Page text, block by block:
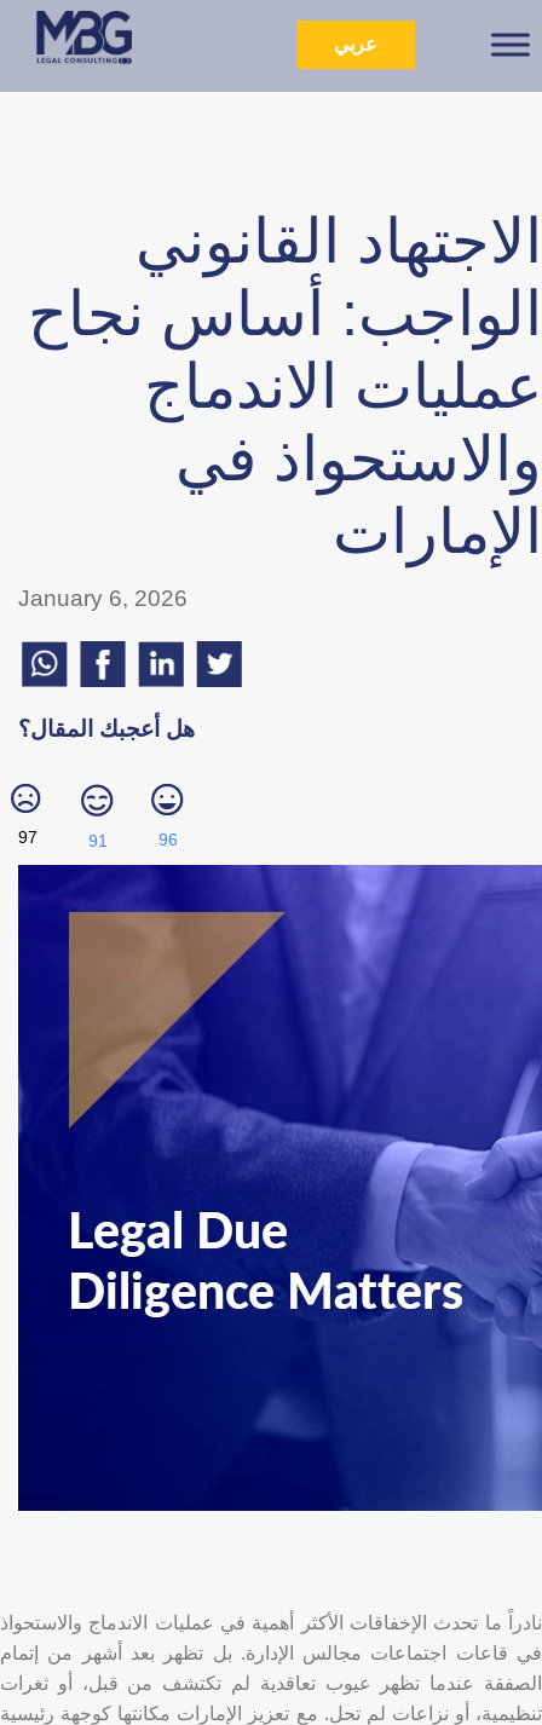
عربي
الاجتهاد القانوني
الواجب: أساس نجاح
عمليات الاندماج
والاستحواذ في
الإمارات
January 6, 2026
هل أعجبك المقال؟
97 91 96
نادراً ما تحدث الإخفاقات الأكثر أهمية في عمليات الاندماج والاستحواذ
في قاعات اجتماعات مجالس الإدارة. بل تظهر بعد أشهر من إتمام
الصفقة عندما تظهر عيوب تعاقدية لم تكتشف من قبل، أو ثغرات
تنظيمية، أو نزاعات لم تحل. مع تعزيز الإمارات مكانتها كوجهة رئيسية